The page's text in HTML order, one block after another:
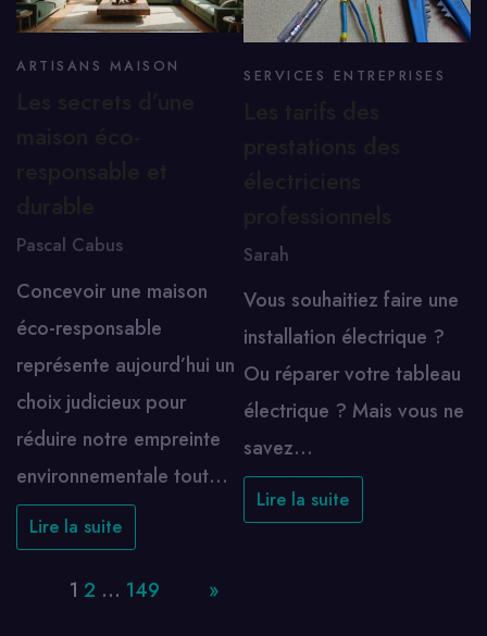
ARTISANS MAISON
Pascal Cabus
Concevoir une maison
éco-responsable
représente aujourd’hui un
choix judicieux pour
réduire notre empreinte
environnementale tout…
Lire la suite
SERVICES ENTREPRISES
Sarah
Vous souhaitiez faire une
installation électrique ?
Ou réparer votre tableau
électrique ? Mais vous ne
savez…
Lire la suite
1 2 … 149 »